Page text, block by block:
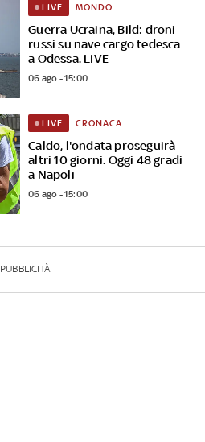
Guerra Ucraina, Bild: droni
russi su nave cargo tedesca
a Odessa. LIVE
LIVE MONDO
06 ago - 15:00
Caldo, l'ondata proseguirà
altri 10 giorni. Oggi 48 gradi
a Napoli
LIVE CRONACA
06 ago - 15:00
PUBBLICITÀ